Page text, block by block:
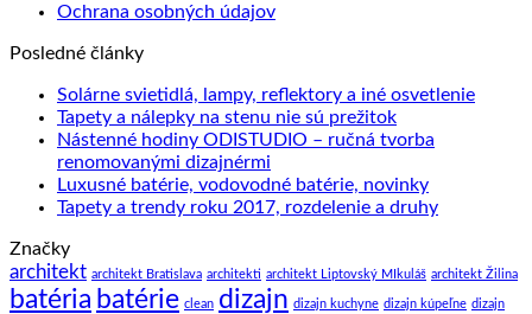
Ochrana osobných údajov
Posledné články
Solárne svietidlá, lampy, reflektory a iné osvetlenie
Tapety a nálepky na stenu nie sú prežitok
Nástenné hodiny ODISTUDIO – ručná tvorba
renomovanými dizajnérmi
Luxusné batérie, vodovodné batérie, novinky
Tapety a trendy roku 2017, rozdelenie a druhy
Značky
architekt architekt Bratislava architekti architekt Liptovský MIkuláš architekt Žilina
batéria batérie clean dizajn dizajn kuchyne dizajn kúpeľne dizajn